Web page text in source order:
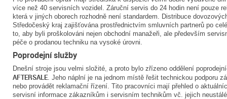
více než 40 servisních vozidel. Záruční servis do 24 hodin není pouze
která v jiných oborech rozhodně není standardem. Distribuce
Středočeský kraj zajišťována prostřednictvím smluvních partnerů po
to, aby byli proškolováni nejen obchodní manažeři, ale především
péče o prodanou techniku na vysoké úrovni.
Poprodejní služby
Dnešní stroje jsou velmi složité, a proto bylo zřízeno oddělení
AFTERSALE. Jeho náplní je na jednom místě řešit technickou podporu
nebo provádět reklamační řízení. Tito pracovníci mají přehled o
servisní informace zákazníkům i servisním technikům vč. jejich